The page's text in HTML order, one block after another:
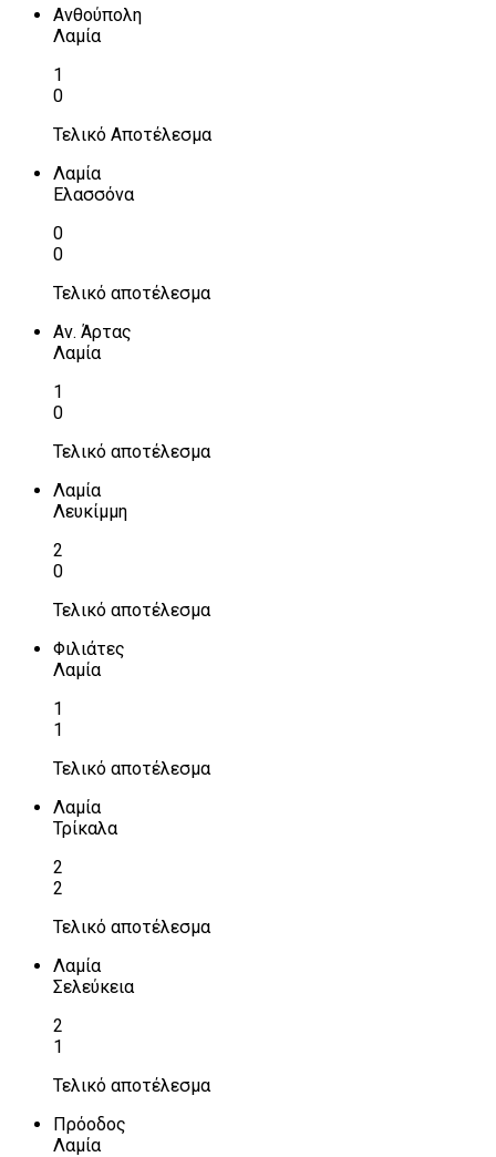
Ανθούπολη
Λαμία
1
0
Τελικό Αποτέλεσμα
Λαμία
Ελασσόνα
0
0
Τελικό αποτέλεσμα
Αν. Άρτας
Λαμία
1
0
Τελικό αποτέλεσμα
Λαμία
Λευκίμμη
2
0
Τελικό αποτέλεσμα
Φιλιάτες
Λαμία
1
1
Τελικό αποτέλεσμα
Λαμία
Τρίκαλα
2
2
Τελικό αποτέλεσμα
Λαμία
Σελεύκεια
2
1
Τελικό αποτέλεσμα
Πρόοδος
Λαμία